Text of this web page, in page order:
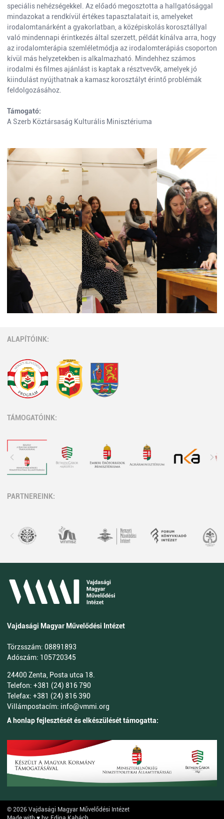
speciális nehézségekkel. Az előadó megosztotta a hallgatósággal
mindazokat a rendkívül értékes tapasztalatait is, amelyeket
irodalomtanárként a gyakorlatban, a középiskolás korosztállyal
való mindennapi érintkezés által szerzett, példát kínálva arra, hogy
az irodalomterápia szemléletmódja az irodalomterápiás csoporton
kívül más helyzetekben is alkalmazható. Mindehhez számos
irodalmi és filmes ajánlást is kaptak a résztvevők, amelyek jó
kiindulást nyújthatnak a kamasz korosztályt érintő problémák
feldolgozásához.
Támogató:
A Szerb Köztársaság Kulturális Minisztériuma
ALAPÍTÓINK:
TÁMOGATÓINK:
PARTNEREINK:
Vajdasági Magyar Művelődési Intézet
Törzsszám: 08891893
Adószám: 105720345
24400 Zenta, Posta utca 18.
Telefon: +381 (24) 816 790
Telefax: +381 (24) 816 390
Villámpostacím: info@vmmi.org
A honlap fejlesztését és elkészülését támogatta:
© 2026 Vajdasági Magyar Művelődési Intézet